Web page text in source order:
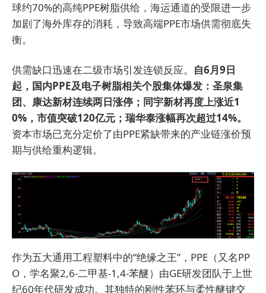
球约70%的高纯PPE树脂供给，海运通道的受限进一步
加剧了海外库存的消耗，导致高端PPE市场供需彻底失
衡。
供需缺口迅速在二级市场引发连锁反应。 自6月9日
起，国内PPE及电子树脂相关个股集体爆发：圣泉集
团、康达新材连续两日涨停；同宇新材再度上涨近1
0%，市值突破120亿元；瑞华泰涨幅再次超过14%。
资本市场已充分定价了由PPE紧缺带来的产业链涨价预
期与供给重构逻辑。
作为五大通用工程塑料中的“绝缘之王”，PPE（又名PP
O，学名聚2,6-二甲基-1,4-苯醚）由GE研发团队于上世
纪60年代研发成功。其独特的刚性苯环与柔性醚键交